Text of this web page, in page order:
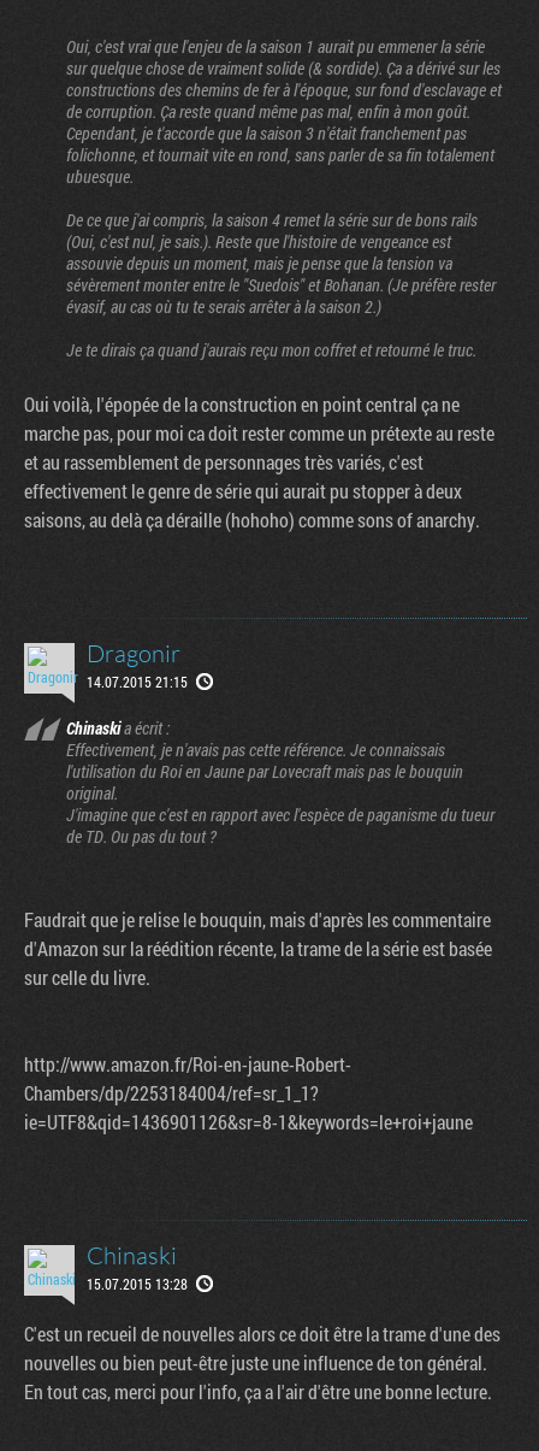
Oui, c'est vrai que l'enjeu de la saison 1 aurait pu emmener la série
sur quelque chose de vraiment solide (& sordide). Ça a dérivé sur les
constructions des chemins de fer à l'époque, sur fond d'esclavage et
de corruption. Ça reste quand même pas mal, enfin à mon goût.
Cependant, je t'accorde que la saison 3 n'était franchement pas
folichonne, et tournait vite en rond, sans parler de sa fin totalement
ubuesque.
De ce que j'ai compris, la saison 4 remet la série sur de bons rails
(Oui, c'est nul, je sais.). Reste que l'histoire de vengeance est
assouvie depuis un moment, mais je pense que la tension va
sévèrement monter entre le "Suedois" et Bohanan. (Je préfère rester
évasif, au cas où tu te serais arrêter à la saison 2.)
Je te dirais ça quand j'aurais reçu mon coffret et retourné le truc.
Oui voilà, l'épopée de la construction en point central ça ne
marche pas, pour moi ca doit rester comme un prétexte au reste
et au rassemblement de personnages très variés, c'est
effectivement le genre de série qui aurait pu stopper à deux
saisons, au delà ça déraille (hohoho) comme sons of anarchy.
Dragonir
14.07.2015 21:15
Chinaskia écrit :
Effectivement, je n'avais pas cette référence. Je connaissais
l'utilisation du Roi en Jaune par Lovecraft mais pas le bouquin
original.
J'imagine que c'est en rapport avec l'espèce de paganisme du tueur
de TD. Ou pas du tout ?
Faudrait que je relise le bouquin, mais d'après les commentaire
d'Amazon sur la réédition récente, la trame de la série est basée
sur celle du livre.
http://www.amazon.fr/Roi-en-jaune-Robert-
Chambers/dp/2253184004/ref=sr_1_1?
ie=UTF8&qid=1436901126&sr=8-1&keywords=le+roi+jaune
Chinaski
15.07.2015 13:28
C'est un recueil de nouvelles alors ce doit être la trame d'une des
nouvelles ou bien peut-être juste une influence de ton général.
En tout cas, merci pour l'info, ça a l'air d'être une bonne lecture.
page